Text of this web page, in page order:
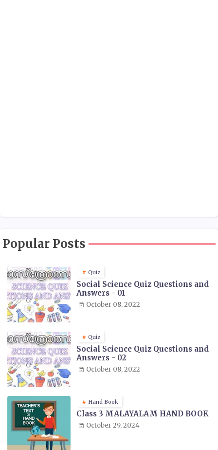
Popular Posts
Quiz
Social Science Quiz Questions and
Answers - 01
October 08, 2022
Quiz
Social Science Quiz Questions and
Answers - 02
October 08, 2022
Hand Book
Class 3 MALAYALAM HAND BOOK
October 29, 2024